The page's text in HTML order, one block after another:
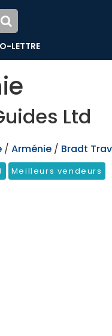
LETTRE
Ltd
/ Arménie / Bradt
Meilleurs vendeurs